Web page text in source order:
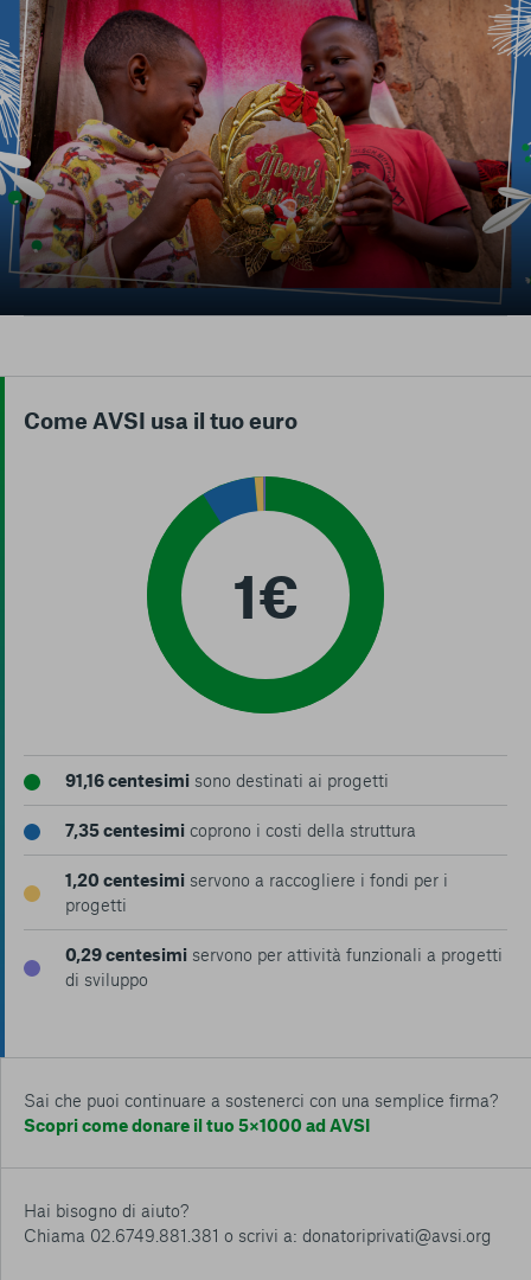
conto del fatto che il blocco di alcuni cookie può
condizionare l’esperienza sulla Piattaforma e il suo
funzionamento. Premendo “Conferma le mie scelte”, la
selezione relativa ai cookie effettuata verrà salvata. Se non è
stata selezionata alcuna opzione, premere questo pulsante
equivarrà a rifiutare tutti i cookie. Per ulteriori informazioni, è
possibile consultare la nostraUlteriori informazioni
Cookie strettamente necessari
Cookie di analisi
Come AVSI usa il tuo euro
91,16 centesimi sono destinati ai progetti
7,35 centesimi coprono i costi della struttura
1,20 centesimi servono a raccogliere i fondi per i
progetti
0,29 centesimi servono per attività funzionali a progetti
di sviluppo
Sai che puoi continuare a sostenerci con una semplice firma?
Scopri come donare il tuo 5×1000 ad AVSI
Hai bisogno di aiuto?
Chiama 02.6749.881.381 o scrivi a: donatoriprivati@avsi.org